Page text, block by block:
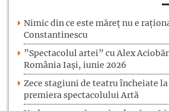
Nimic din ce este măreț nu e
Constantinescu
”Spectacolul artei” cu Alex
România Iași, iunie 2026
Zece stagiuni de teatru încheiate la
premiera spectacolului Artă